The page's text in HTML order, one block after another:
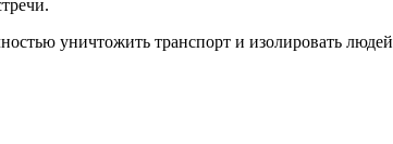
уничтожить транспорт и изолировать